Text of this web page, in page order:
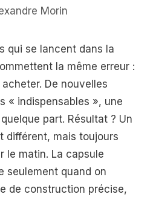
Morin
qui se lancent dans la
la même erreur :
De nouvelles
« indispensables », une
part. Résultat ? Un
différent, mais toujours
le matin. La capsule
seulement quand on
de construction précise,